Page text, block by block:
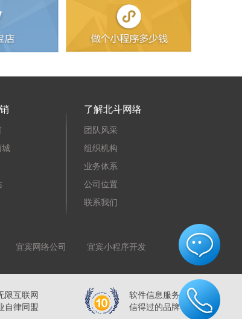
城
了解北斗网络
团队风采
组织机构
业务体系
公司位置
联系我们
宜宾网络公司 宜宾小程序开发
限互联网
自律同盟
软件信息服务
信得过的品牌
...